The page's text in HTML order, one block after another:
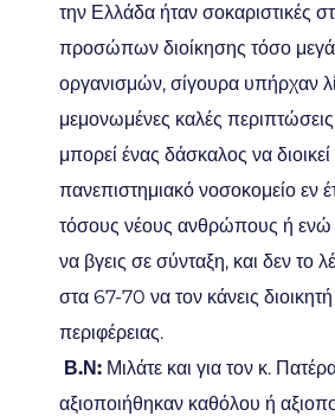
την Ελλάδα ήταν σοκαριστικές
προσώπων διοίκησης τόσο
οργανισμών, σίγουρα υπήρχαν
μεμονωμένες καλές
μπορεί ένας δάσκαλος να διοικεί
πανεπιστημιακό νοσοκομείο εν
τόσους νέους ανθρώπους ή ενώ
να βγεις σε σύνταξη, και δεν το
στα 67-70 να τον κάνεις
περιφέρειας.
Β.Ν: Μιλάτε και για τον κ.
αξιοποιήθηκαν καθόλου ή